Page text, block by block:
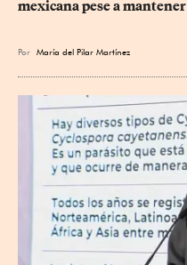
mexicana pese a
Por María del Pilar Martínez